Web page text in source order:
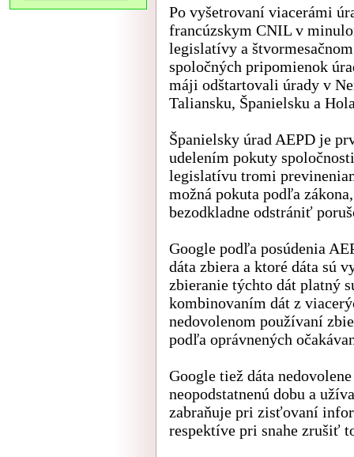
Po vyšetrovaní viacerámi
francúzskym CNIL v
legislatívy a
spoločných pripomienok
máji odštartovali úrady v
Taliansku, Španielsku a
Španielsky úrad AEPD je
udelením pokuty
legislatívu tromi
možná pokuta podľa
bezodkladne odstrániť
Google podľa posúdenia
dáta zbiera a ktoré dáta sú
zbieranie týchto dát platný
kombinovaním dát z
nedovolenom používaní
podľa oprávnených
Google tiež dáta
neopodstatnenú dobu a
zabraňuje pri zisťovaní
respektíve pri snahe zrušiť